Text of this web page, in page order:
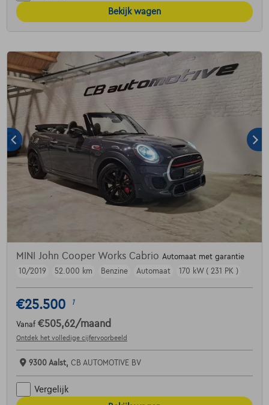
Bekijk wagen
MINI John Cooper Works Cabrio Automaat met garantie
10/2019
52.000 km Benzine Automaat 170 kW ( 231 PK )
€25.500 1
Vanaf €505,62/maand
Ontdek het volledige cijfervoorbeeld
9300 Aalst, CB AUTOMOTIVE BV
Vergelijk